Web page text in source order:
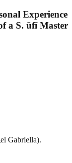
Experience
a S. ūfī Master
Gabriella).